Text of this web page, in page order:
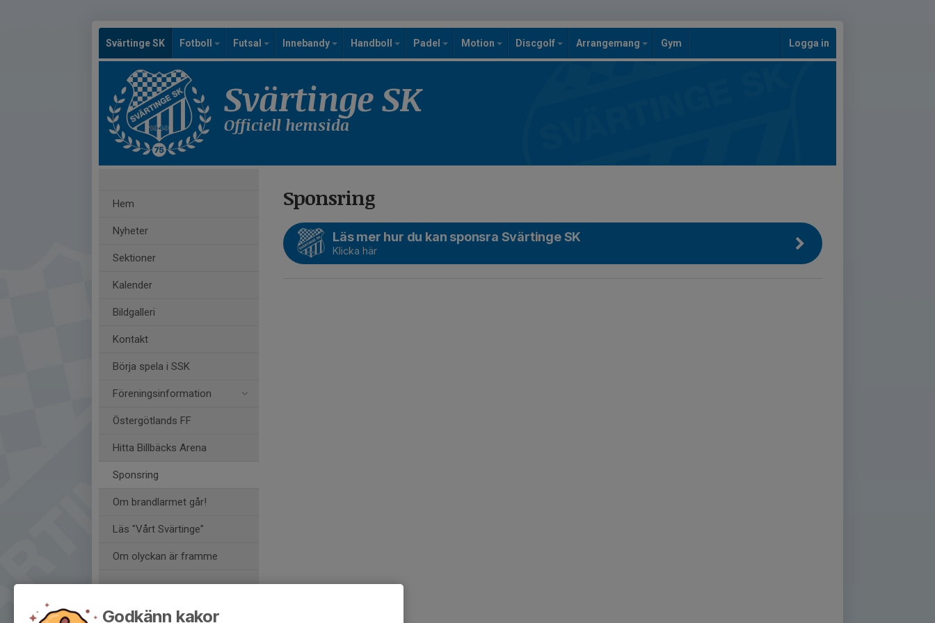
Svärtinge SK Fotboll Futsal Innebandy Handboll Padel Motion Discgolf Arrangemang Gym Logga in
Svärtinge SK
Officiell hemsida
Hem
Nyheter
Sektioner
Kalender
Bildgalleri
Kontakt
Börja spela i SSK
Föreningsinformation
Östergötlands FF
Hitta Billbäcks Arena
Sponsring
Om brandlarmet går!
Läs "Vårt Svärtinge"
Om olyckan är framme
Sponsring
Läs mer hur du kan sponsra Svärtinge SK
Klicka här
Godkänn kakor